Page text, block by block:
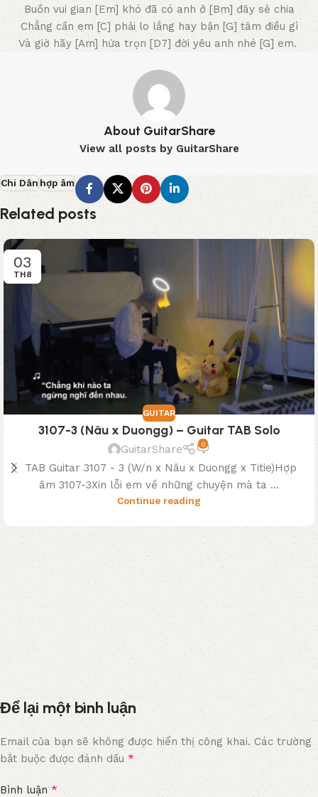
Buồn vui gian [Em] khó đã có anh ở [Bm] đây sẻ chia
Chẳng cần em [C] phải lo lắng hay bận [G] tâm điều gì
Và giờ hãy [Am] hứa trọn [D7] đời yêu anh nhé [G] em.
About GuitarShare
View all posts by GuitarShare
Chi Dânhợp âm
Related posts
03
TH8
GUITAR
3107-3 (Nâu x Duongg) – Guitar TAB Solo
GuitarShare 0
TAB Guitar 3107 - 3 (W/n x Nâu x Duongg x Titie)Hợp
âm 3107-3Xin lỗi em về những chuyện mà ta ...
Continue reading
Để lại một bình luận
Email của bạn sẽ không được hiển thị công khai. Các trường
bắt buộc được đánh dấu *
Bình luận *